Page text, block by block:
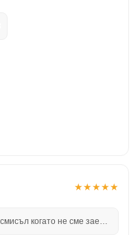
★★★★★
Тениски за двойки Нищо няма смисъл когато не сме заедно